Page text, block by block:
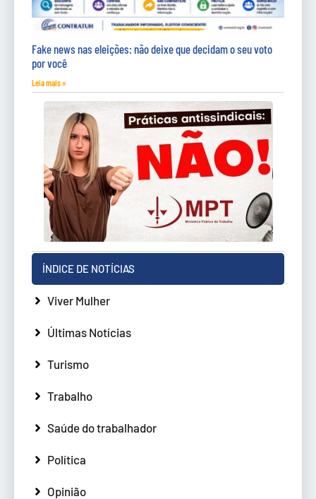
Fake news nas eleições: não deixe que decidam o seu voto
por você
Leia mais »
ÍNDICE DE NOTÍCIAS
Viver Mulher
Últimas Notícias
Turismo
Trabalho
Saúde do trabalhador
Política
Opinião